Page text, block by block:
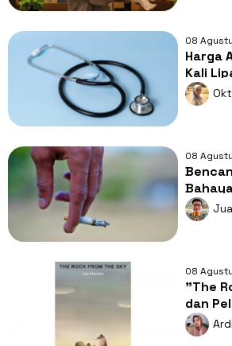
08
Harga
Kali
Tetap
08
Rokok
Musim
08
"The
dan
Berani